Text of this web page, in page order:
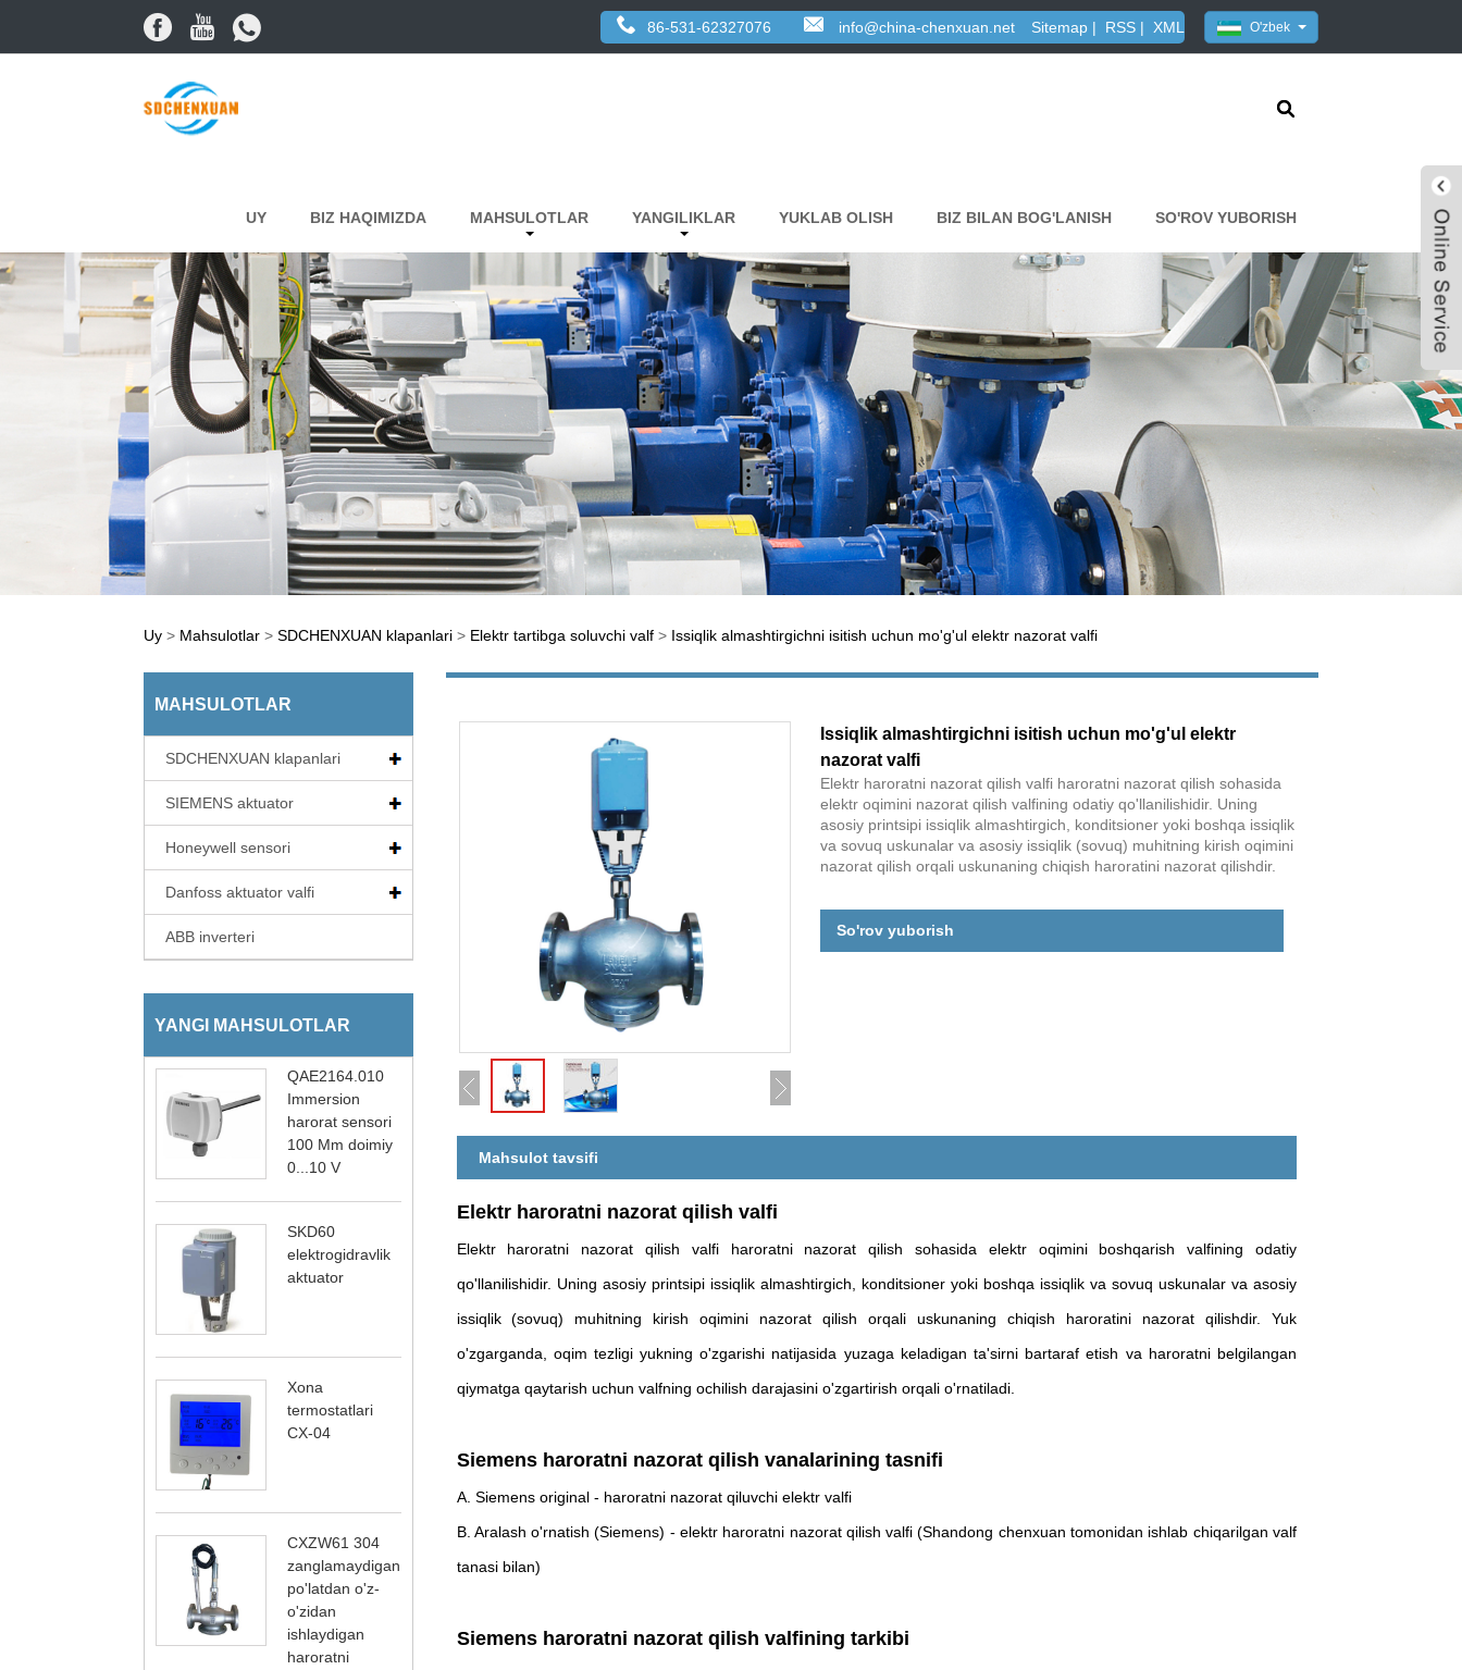
O'zbek
86-531-62327076 info@china-chenxuan.net Sitemap | RSS | XML
UY BIZ HAQIMIZDA MAHSULOTLAR YANGILIKLAR YUKLAB OLISH BIZ BILAN BOG'LANISH SO'ROV YUBORISH
Uy > Mahsulotlar > SDCHENXUAN klapanlari > Elektr tartibga soluvchi valf > Issiqlik almashtirgichni isitish uchun mo'g'ul elektr nazorat valfi
MAHSULOTLAR
SDCHENXUAN klapanlari
SIEMENS aktuator
Honeywell sensori
Danfoss aktuator valfi
ABB inverteri
YANGI MAHSULOTLAR
QAE2164.010
Immersion
harorat sensori
100 Mm doimiy
0...10 V
SKD60
elektrogidravlik
aktuator
Xona
termostatlari
CX-04
CXZW61 304
zanglamaydigan
po'latdan o'z-
o'zidan
ishlaydigan
haroratni
Issiqlik almashtirgichni isitish uchun mo'g'ul elektr
nazorat valfi
Elektr haroratni nazorat qilish valfi haroratni nazorat qilish sohasida
elektr oqimini nazorat qilish valfining odatiy qo'llanilishidir. Uning
asosiy printsipi issiqlik almashtirgich, konditsioner yoki boshqa issiqlik
va sovuq uskunalar va asosiy issiqlik (sovuq) muhitning kirish oqimini
nazorat qilish orqali uskunaning chiqish haroratini nazorat qilishdir.
So'rov yuborish
Mahsulot tavsifi
Elektr haroratni nazorat qilish valfi
Elektr haroratni nazorat qilish valfi haroratni nazorat qilish sohasida elektr oqimini boshqarish valfining odatiy
qo'llanilishidir. Uning asosiy printsipi issiqlik almashtirgich, konditsioner yoki boshqa issiqlik va sovuq uskunalar va asosiy
issiqlik (sovuq) muhitning kirish oqimini nazorat qilish orqali uskunaning chiqish haroratini nazorat qilishdir. Yuk
o'zgarganda, oqim tezligi yukning o'zgarishi natijasida yuzaga keladigan ta'sirni bartaraf etish va haroratni belgilangan
qiymatga qaytarish uchun valfning ochilish darajasini o'zgartirish orqali o'rnatiladi.
Siemens haroratni nazorat qilish vanalarining tasnifi
A. Siemens original - haroratni nazorat qiluvchi elektr valfi
B. Aralash o'rnatish (Siemens) - elektr haroratni nazorat qilish valfi (Shandong chenxuan tomonidan ishlab chiqarilgan valf
tanasi bilan)
Siemens haroratni nazorat qilish valfining tarkibi